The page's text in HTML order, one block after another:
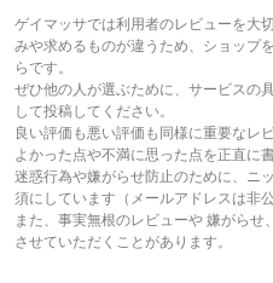
ゲイマッサでは利用者のレビューを大
みや求めるものが違うため、ショップ
らです。
ぜひ他の人が選ぶために、サービスの
して投稿してください。
良い評価も悪い評価も同様に重要なレ
よかった点や不満に思った点を正直に
迷惑行為や嫌がらせ防止のために、ニ
須にしています（メールアドレスは非公
また、事実無根のレビューや 嫌がら
させていただくことがあります。